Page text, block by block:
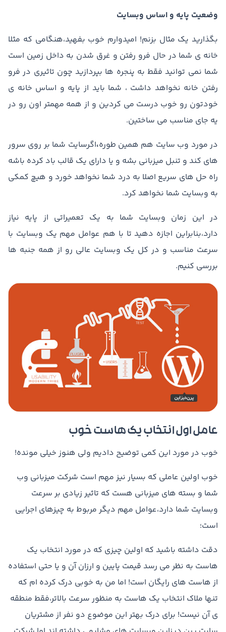
وضعیت پایه و اساس وبسایت
بگذارید یک مثال بزنم! امیدوارم خوب بفهید،هنگامی که مثلا
خانه ی شما در حال فرو رفتن و غرق شدن به داخل زمین است
شما نمی توانید فقط به پنجره ها بپردازید چون تاثیری در فرو
رفتن خانه نخواهد داشت ، شما باید از پایه و اساس خانه ی
خودتون رو خوب درست می کردین و از همه مهمتر اون رو در
یه جای مناسب می ساختین.
در مورد وب سایت هم همین طوره،اگرسایت شما بر روی سرور
های کند و تنبل میزبانی بشه و یا دارای یک قالب باد کرده باشه
راه حل های سریع اصلا به درد شما نخواهد خورد و هیچ کمکی
به وبسایت شما نخواهد کرد.
در این زمان وبسایت شما به یک تعمیراتی از پایه نیاز
دارد،بنابراین اجازه دهید تا با هم عوامل مهم یک وبسایت با
سرعت مناسب و در کل یک وبسایت عالی رو از همه جنبه ها
بررسی کنیم.
عامل اول انتخاب یک هاست خوب
خوب در مورد این کمی توضیح دادیم ولی هنوز خیلی مونده!
خوب اولین عاملی که بسیار نیز مهم است شرکت میزبانی وب
شما و بسته های میزبانی هست که تاثیر زیادی بر سرعت
وبسایت شما دارد،عوامل مهم دیگر مربوط به چیزهای اجرایی
است؛
دقت داشته باشید که اولین چیزی که در مورد انتخاب یک
هاست به نظر می رسد قیمت پایین و ارزان آن و یا حتی استفاده
از هاست های رایگان است! اما من به خوبی درک کرده ام که
تنها ملاک انتخاب یک هاست به منظور سرعت بالاتر،فقط منطقه
ی آن نیست! برای درک بهتر این موضوع دو نفر از مشتریان